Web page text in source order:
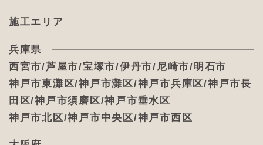
施工エリア
兵庫県
西宮市/芦屋市/宝塚市/伊丹市/尼崎市/明石市
神戸市東灘区/神戸市灘区/神戸市兵庫区/神戸市長
田区/神戸市須磨区/神戸市垂水区
神戸市北区/神戸市中央区/神戸市西区